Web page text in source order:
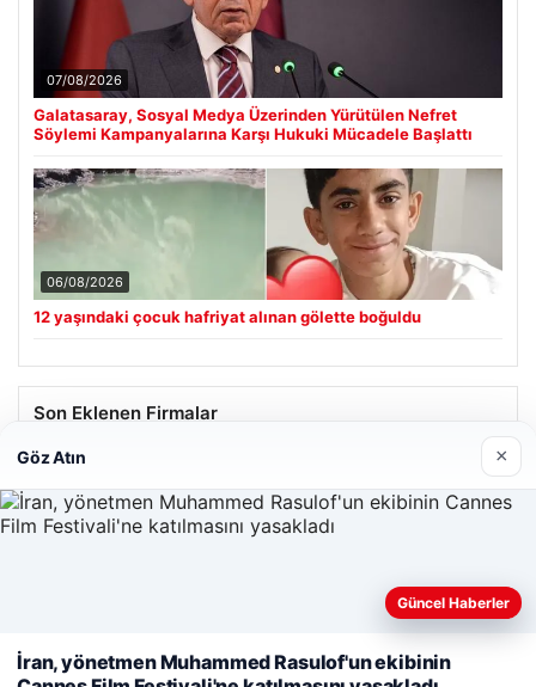
07/08/2026
Galatasaray, Sosyal Medya Üzerinden Yürütülen Nefret
Söylemi Kampanyalarına Karşı Hukuki Mücadele Başlattı
06/08/2026
12 yaşındaki çocuk hafriyat alınan gölette boğuldu
Son Eklenen Firmalar
Web sitemizi nasıl kullandığınızı daha iyi anlayabilmek,
kullanıyoruz.Çerez Politikamız
Göz Atın ×
Güncel Haberler
İran, yönetmen Muhammed Rasulof'un ekibinin